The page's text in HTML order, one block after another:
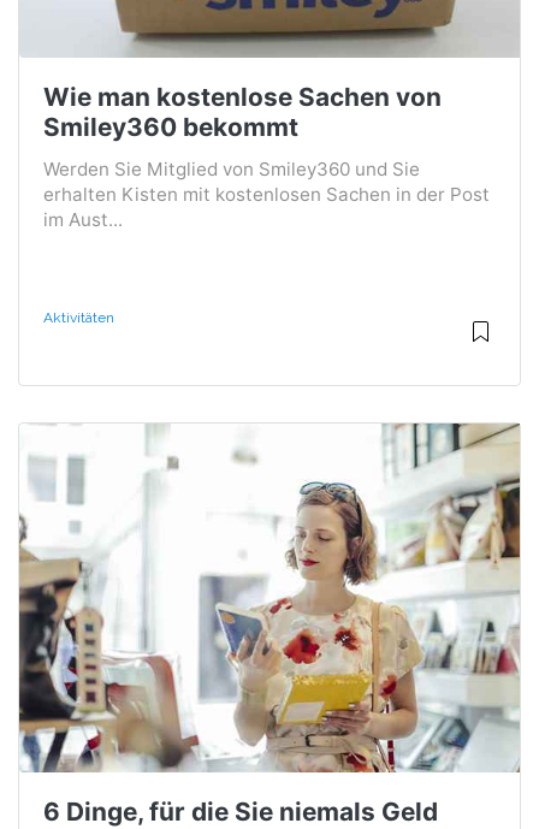
Wie man kostenlose Sachen von
Smiley360 bekommt
Werden Sie Mitglied von Smiley360 und Sie
erhalten Kisten mit kostenlosen Sachen in der Post
im Aust...
Aktivitäten
6 Dinge, für die Sie niemals Geld